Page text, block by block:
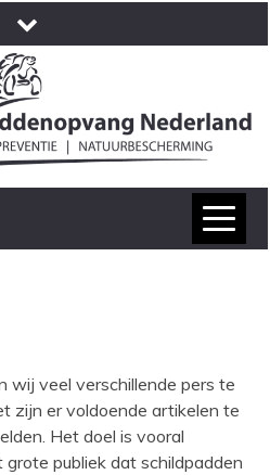
wij veel verschillende pers te
zijn er voldoende artikelen te
Het doel is vooral
publiek dat schildpadden